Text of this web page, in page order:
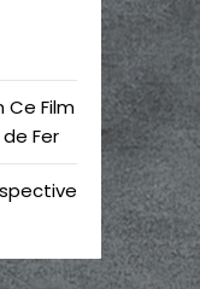
Ce Film
de Fer